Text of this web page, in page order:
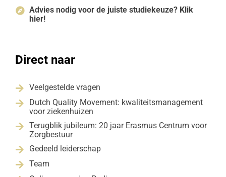
 Advies nodig voor de juiste studiekeuze? Klik
hier!
Direct naar
 Veelgestelde vragen

Dutch Quality Movement: kwaliteitsmanagement
voor ziekenhuizen

Terugblik jubileum: 20 jaar Erasmus Centrum voor
Zorgbestuur
 Gedeeld leiderschap
 Team